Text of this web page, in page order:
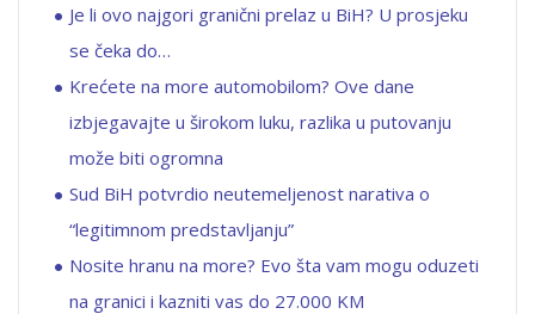
Je li ovo najgori granični prelaz u BiH? U prosjeku
se čeka do…
Krećete na more automobilom? Ove dane
izbjegavajte u širokom luku, razlika u putovanju
može biti ogromna
Sud BiH potvrdio neutemeljenost narativa o
“legitimnom predstavljanju”
Nosite hranu na more? Evo šta vam mogu oduzeti
na granici i kazniti vas do 27.000 KM